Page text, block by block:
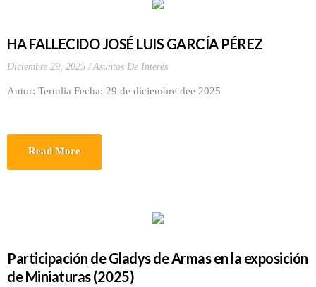
HA FALLECIDO JOSÉ LUIS GARCÍA PÉREZ
Diciembre 29, 2025 Asuntos De Interés
Autor: Tertulia Fecha: 29 de diciembre dee 2025
Read More
Participación de Gladys de Armas en la exposición
de Miniaturas (2025)